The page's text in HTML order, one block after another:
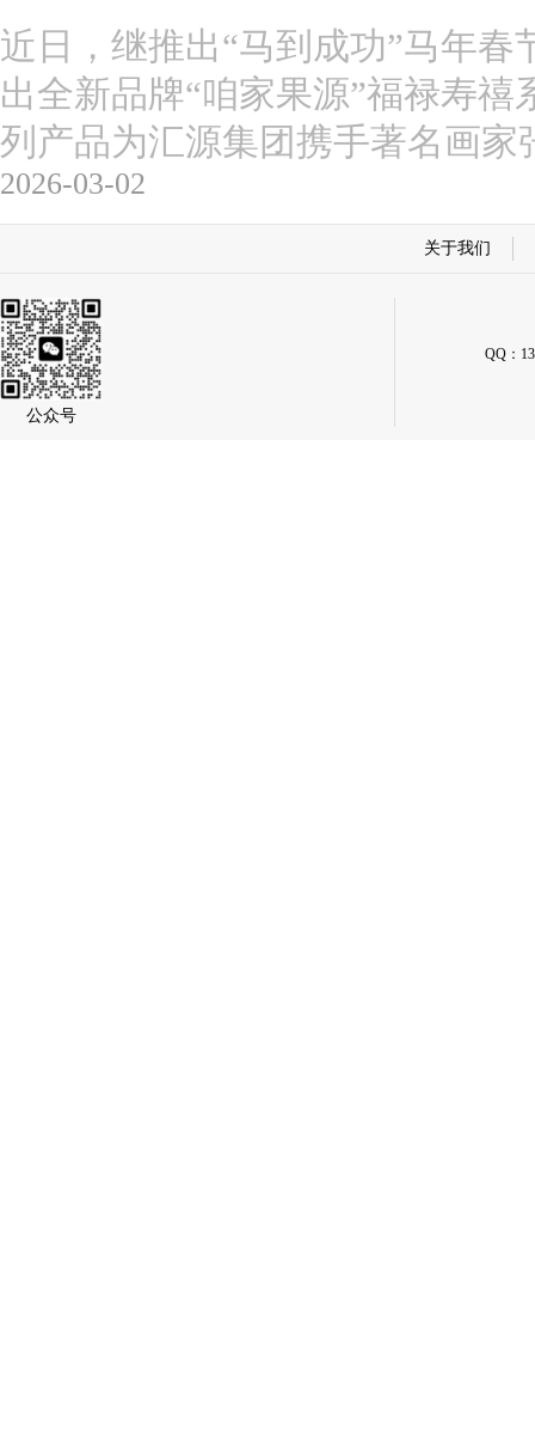
近日，继推出“马到成功”马年
出全新品牌“咱家果源”福禄寿
列产品为汇源集团携手著名画
2026-03-02
关于我们
公众号
QQ：